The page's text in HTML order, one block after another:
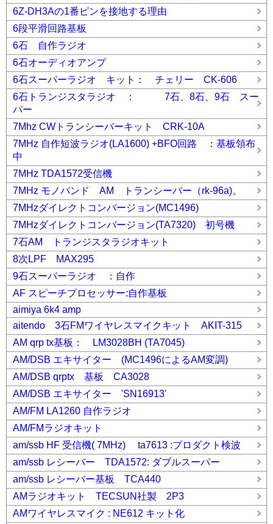
6Z-DH3Aの1番ピンを接地する理由
6段平滑回路基板
6石 自作ラジオ
6石オーディオアンプ
6石スーパーラジオ キット： チェリー CK-606
6石トランジスタラジオ ： 7石、8石、9石 スー
パー
7Mhz CWトランシーバーキット CRK-10A
7MHz 自作短波ラジオ(LA1600) +BFO回路 ：基板領布
中
7MHz TDA1572受信機
7MHz モノバンド AM トランシーバー（rk-96a)。
7MHzダイレクトコンバージョン(MC1496)
7MHzダイレクトコンバージョン(TA7320) 初号機
7石AM トランジスタラジオキット
8次LPF MAX295
9石スーパーラジオ ：自作
AF スピーチプロセッサー:自作基板
aimiya 6k4 amp
aitendo 3石FMワイヤレスマイクキット AKIT-315
AM qrp tx基板： LM3028BH (TA7045)
AM/DSB エキサイター (MC1496によるAM変調)
AM/DSB qrptx 基板 CA3028
AM/DSB エキサイター 'SN16913'
AM/FM LA1260 自作ラジオ
AM/FMラジオキット
am/ssb HF 受信機( 7MHz) ta7613 :プロダクト検波
am/ssb レシーバー TDA1572: ダブルスーパー
am/ssb レシーバー基板 TCA440
AMラジオキット TECSUN社製 2P3
AMワイヤレスマイク : NE612 キット化